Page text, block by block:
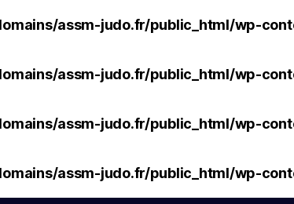
assm-judo.fr/public_html/wp-
assm-judo.fr/public_html/wp-
assm-judo.fr/public_html/wp-
assm-judo.fr/public_html/wp-